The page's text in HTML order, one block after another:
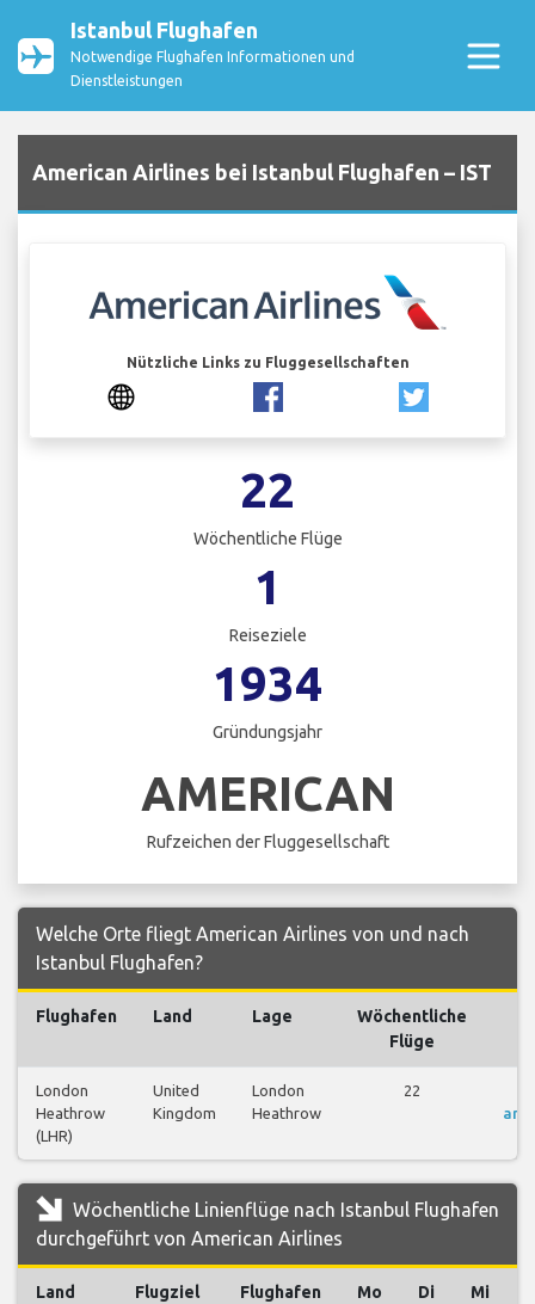
Istanbul Flughafen
Notwendige Flughafen Informationen und
Dienstleistungen
American Airlines bei Istanbul Flughafen – IST
Nützliche Links zu Fluggesellschaften
22
Wöchentliche Flüge
1
Reiseziele
1934
Gründungsjahr
AMERICAN
Rufzeichen der Fluggesellschaft
Welche Orte fliegt American Airlines von und nach
Istanbul Flughafen?
Flughafen Land Lage
Wöchentliche
Flüge
London
Heathrow
(LHR)
United
Kingdom
London
Heathrow
22
Wöchentliche Linienflüge nach Istanbul Flughafen
durchgeführt von American Airlines
Land Flugziel Flughafen Mo Di Mi